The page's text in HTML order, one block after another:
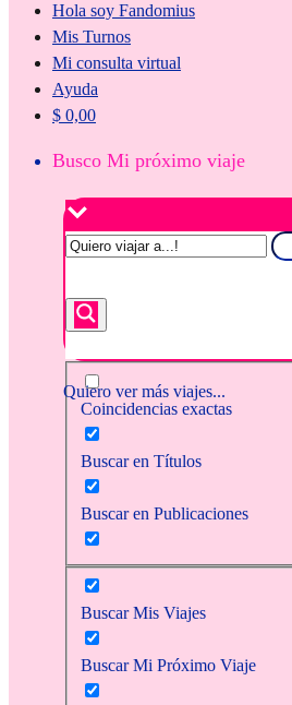
Hola soy Fandomius
Mis Turnos
Mi consulta virtual
Ayuda
$ 0,00
Busco Mi próximo viaje
Quiero ver más viajes...
Coincidencias exactas
Buscar en Títulos
Buscar en Publicaciones
Buscar Mis Viajes
Buscar Mi Próximo Viaje